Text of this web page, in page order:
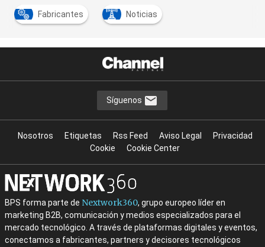
Fabricantes Noticias
Síguenos
Nosotros Etiquetas Rss Feed Aviso Legal
Privacidad
Cookie
Cookie Center
BPS forma parte de Nextwork360, grupo europeo líder en
marketing B2B, comunicación y medios especializados para el
mercado tecnológico. A través de plataformas digitales y eventos,
conectamos a fabricantes, partners y decisores tecnológicos